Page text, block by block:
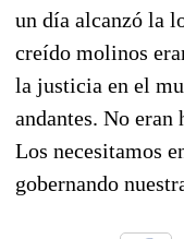
un día alcanzó la
creído molinos
la justicia en el
andantes. No
Los necesitamos
gobernando